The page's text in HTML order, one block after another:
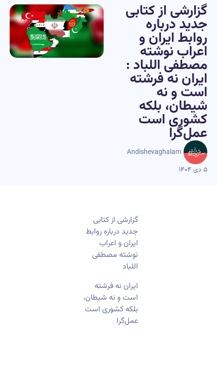
گزارشی از کتابی
جدید درباره
روابط ایران و
اعراب نوشته
مصطفی اللباد :
ایران نه فرشته
است و نه
شیطان، بلکه
کشوری است
عمل‌گرا
Andishevaghalam
۵ دی ۱۴۰۴
گزارشی از کتابی
جدید درباره روابط
ایران و اعراب
نوشته مصطفی
اللباد
ایران نه فرشته
است و نه شیطان،
بلکه کشوری است
عمل‌گرا